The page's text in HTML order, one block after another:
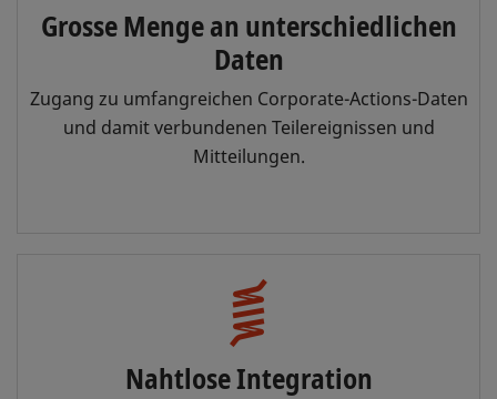
Grosse Menge an unterschiedlichen
Daten
Zugang zu umfangreichen Corporate-Actions-Daten
und damit verbundenen Teilereignissen und
Mitteilungen.
Nahtlose Integration